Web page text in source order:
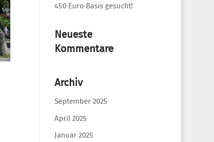
450 Euro Basis gesucht!
Neueste
Kommentare
Archiv
September 2025
April 2025
Januar 2025